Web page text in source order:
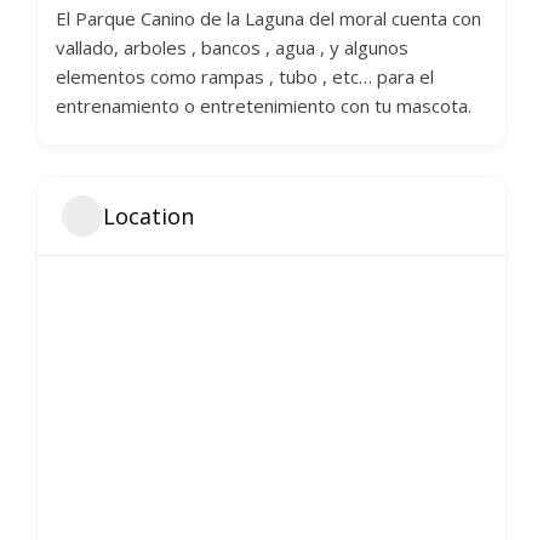
El Parque Canino de la Laguna del moral cuenta con
vallado, arboles , bancos , agua , y algunos
elementos como rampas , tubo , etc… para el
entrenamiento o entretenimiento con tu mascota.
Location